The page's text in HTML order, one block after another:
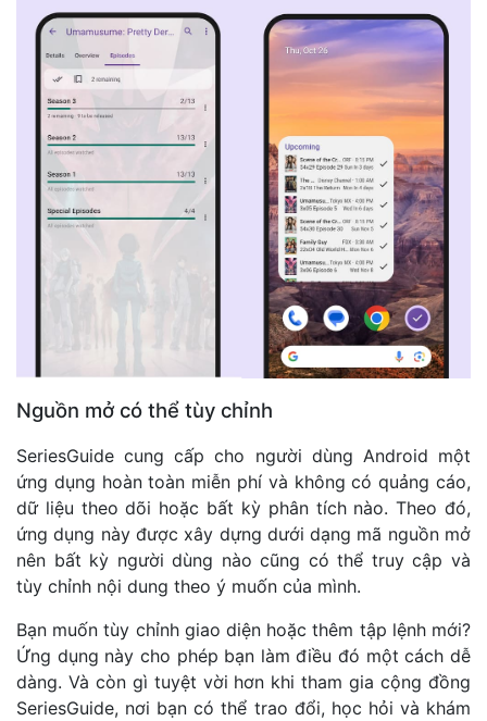
Nguồn mở có thể tùy chỉnh
SeriesGuide cung cấp cho người dùng Android một
ứng dụng hoàn toàn miễn phí và không có quảng cáo,
dữ liệu theo dõi hoặc bất kỳ phân tích nào. Theo đó,
ứng dụng này được xây dựng dưới dạng mã nguồn mở
nên bất kỳ người dùng nào cũng có thể truy cập và
tùy chỉnh nội dung theo ý muốn của mình.
Bạn muốn tùy chỉnh giao diện hoặc thêm tập lệnh mới?
Ứng dụng này cho phép bạn làm điều đó một cách dễ
dàng. Và còn gì tuyệt vời hơn khi tham gia cộng đồng
SeriesGuide, nơi bạn có thể trao đổi, học hỏi và khám